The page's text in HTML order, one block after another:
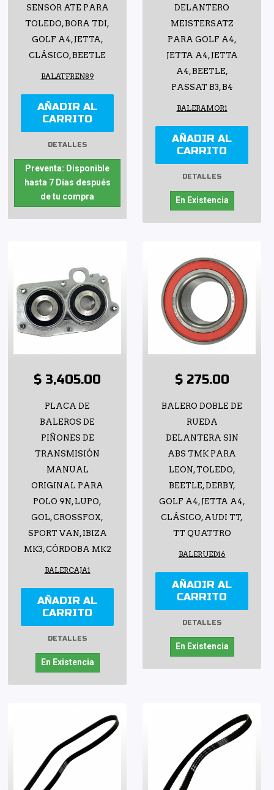
SENSOR ATE PARA
TOLEDO, BORA TDI,
GOLF A4, JETTA,
CLÁSICO, BEETLE
BALATFREN89
AÑADIR AL
CARRITO
DETALLES
Preventa: Disponible
hasta 7 Días después
de tu compra
DELANTERO
MEISTERSATZ
PARA GOLF A4,
JETTA A4, JETTA
A4, BEETLE,
PASSAT B3, B4
BALERAMOR1
AÑADIR AL
CARRITO
DETALLES
En Existencia
$ 3,405.00
PLACA DE
BALEROS DE
PIÑONES DE
TRANSMISIÓN
MANUAL
ORIGINAL PARA
POLO 9N, LUPO,
GOL, CROSSFOX,
SPORT VAN, IBIZA
MK3, CÓRDOBA MK2
BALERCAJA1
AÑADIR AL
CARRITO
DETALLES
En Existencia
$ 275.00
BALERO DOBLE DE
RUEDA
DELANTERA SIN
ABS TMK PARA
LEON, TOLEDO,
BEETLE, DERBY,
GOLF A4, JETTA A4,
CLÁSICO, AUDI TT,
TT QUATTRO
BALERUED16
AÑADIR AL
CARRITO
DETALLES
En Existencia